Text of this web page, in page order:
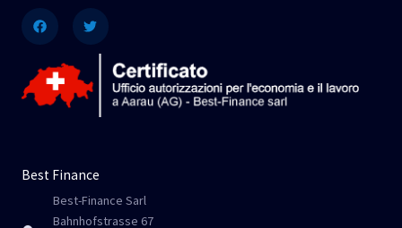
Best Finance
Best-Finance Sarl
Bahnhofstrasse 67